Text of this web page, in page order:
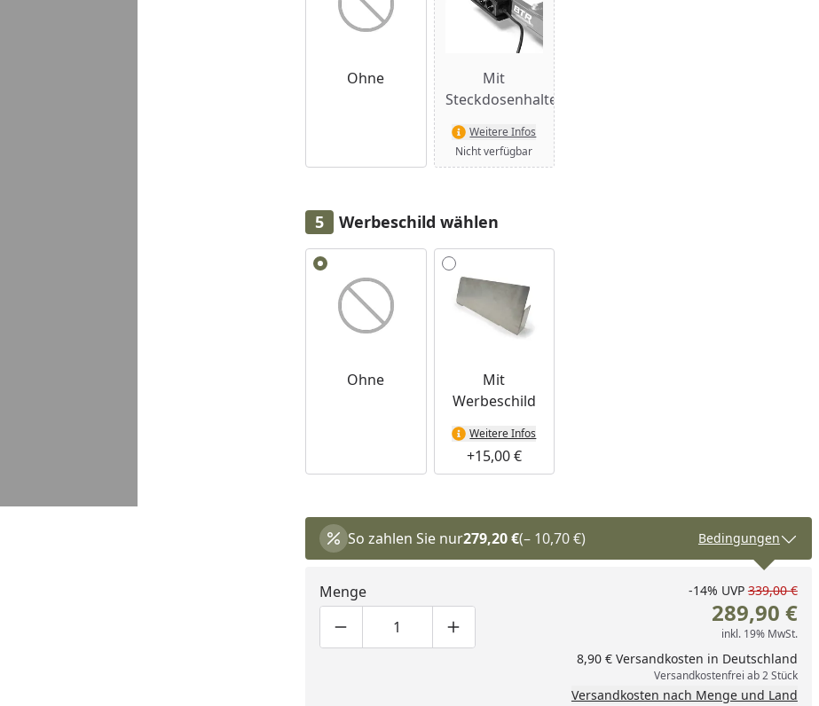
Ohne
Mit
Steckdosenhalterung
Weitere Infos
Nicht verfügbar
Werbeschild wählen
Alle anzeigen (2)
Ohne
Mit
Werbeschild
Weitere Infos
+15,00 €
So zahlen Sie nur279,20 €(– 10,70 €) Bedingungen
Menge
Produktmenge um eins verringern
Produktmenge manuell eingeben
Produktmenge um eins erhöhen
-14% UVP 339,00 €
289,90 €
inkl. 19% MwSt.
8,90 € Versandkosten in Deutschland
Versandkostenfrei ab 2 Stück
Versandkosten nach Menge und Land